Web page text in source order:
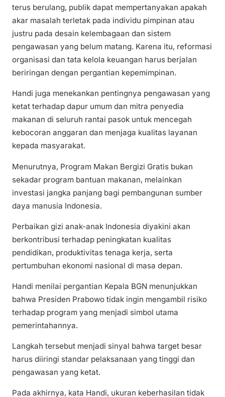
terus berulang, publik dapat mempertanyakan apakah
akar masalah terletak pada individu pimpinan atau
justru pada desain kelembagaan dan sistem
pengawasan yang belum matang. Karena itu, reformasi
organisasi dan tata kelola keuangan harus berjalan
beriringan dengan pergantian kepemimpinan.
Handi juga menekankan pentingnya pengawasan yang
ketat terhadap dapur umum dan mitra penyedia
makanan di seluruh rantai pasok untuk mencegah
kebocoran anggaran dan menjaga kualitas layanan
kepada masyarakat.
Menurutnya, Program Makan Bergizi Gratis bukan
sekadar program bantuan makanan, melainkan
investasi jangka panjang bagi pembangunan sumber
daya manusia Indonesia.
Perbaikan gizi anak-anak Indonesia diyakini akan
berkontribusi terhadap peningkatan kualitas
pendidikan, produktivitas tenaga kerja, serta
pertumbuhan ekonomi nasional di masa depan.
Handi menilai pergantian Kepala BGN menunjukkan
bahwa Presiden Prabowo tidak ingin mengambil risiko
terhadap program yang menjadi simbol utama
pemerintahannya.
Langkah tersebut menjadi sinyal bahwa target besar
harus diiringi standar pelaksanaan yang tinggi dan
pengawasan yang ketat.
Pada akhirnya, kata Handi, ukuran keberhasilan tidak